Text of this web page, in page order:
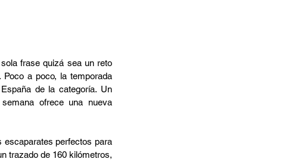
frase quizá sea un reto
a poco, la temporada
de la categoría. Un
ofrece una nueva
escaparates perfectos para
trazado de 160 kilómetros,